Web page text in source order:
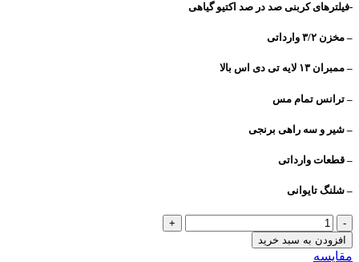
-فیلترهای کربنی صد در صد اکتیو گیاهی
– مخزن ۳/۲ وارداتی
– ممبران ۱۳ لایه تی دی اس بالا
– ترانس تمام مس
– شیر و سه راهی برنجی
– قطعات وارداتی
– شلنگ تایوانی
دستگاه
کیسی
هوزینگی
افزودن به سبد خرید
مقایسه